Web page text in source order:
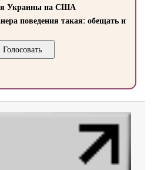
Украины на США
поведения такая: обещать и